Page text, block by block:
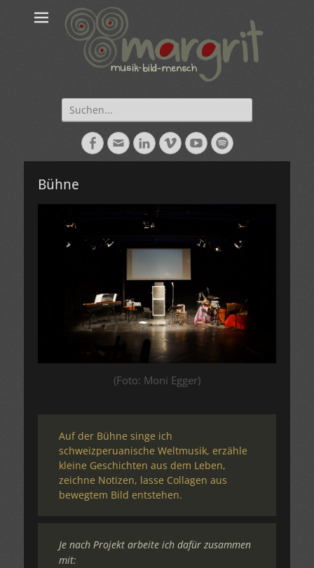
Suche
nach:
Facebook
E-
Mail
LinkedIn
VimeoYouTubeSpotify
Bühne
(Foto: Moni Egger)
Auf der Bühne singe ich
schweizperuanische Weltmusik, erzähle
kleine Geschichten aus dem Leben,
zeichne Notizen, lasse Collagen aus
bewegtem Bild entstehen.
Je nach Projekt arbeite ich dafür zusammen
mit: